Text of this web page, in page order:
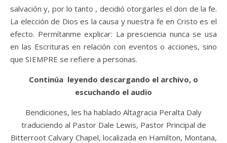
salvación y, por lo tanto , decidió otorgarles el don de la fe.
La elección de Dios es la causa y nuestra fe en Cristo es el
efecto. Permítanme explicar: La presciencia nunca se usa
en las Escrituras en relación con eventos o acciones, sino
que SIEMPRE se refiere a personas.
Continúa leyendo descargando el archivo, o
escuchando el audio
Bendiciones, les ha hablado Altagracia Peralta Daly
traduciendo al Pastor Dale Lewis, Pastor Principal de
Bitterroot Calvary Chapel, localizada en Hamilton, Montana,